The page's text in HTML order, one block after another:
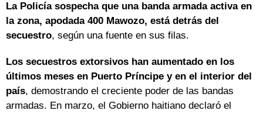
La Policía sospecha que una banda armada activa en
la zona, apodada 400 Mawozo, está detrás del
secuestro, según una fuente en sus filas.
Los secuestros extorsivos han aumentado en los
últimos meses en Puerto Príncipe y en el interior del
país, demostrando el creciente poder de las bandas
armadas. En marzo, el Gobierno haitiano declaró el